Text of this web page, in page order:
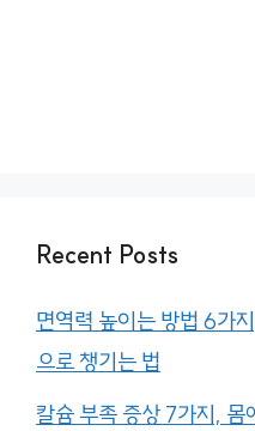
Recent Posts
면역력 높이는 방법 6가
으로 챙기는 법
칼슘 부족 증상 7가지, 몸